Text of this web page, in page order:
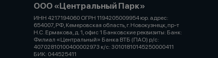
ООО «Центральный Парк»
ИНН 4217194060 ОГРН 1194205009954 юр. адрес:
654007, РФ, Кемеровская область, г. Новокузнецк, пр-т
Н.С. Ермакова, д. 1, офис 1 Банковские реквизиты: Банк:
Филиал «Центральный» Банка ВТБ (ПАО) р/с:
40702810100400002973 к/с: 30101810145250000411
БИК: 044525411